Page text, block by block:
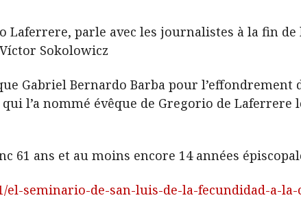
Gabriel Bernardo Barba pour l’effondrement
l’a nommé évêque de Gregorio de Laferrere
61 ans et au moins encore 14 années
el-seminario-de-san-luis-de-la-fecundidad-a-